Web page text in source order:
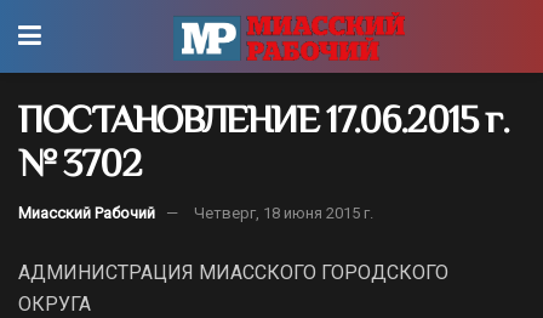
ПОСТАНОВЛЕНИЕ 17.06.2015 г.
№ 3702
Миасский Рабочий Четверг, 18 июня 2015 г.
АДМИНИСТРАЦИЯ МИАССКОГО ГОРОДСКОГО
ОКРУГА